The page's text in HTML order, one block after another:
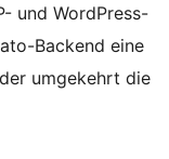
und WordPress-
Backend eine
umgekehrt die